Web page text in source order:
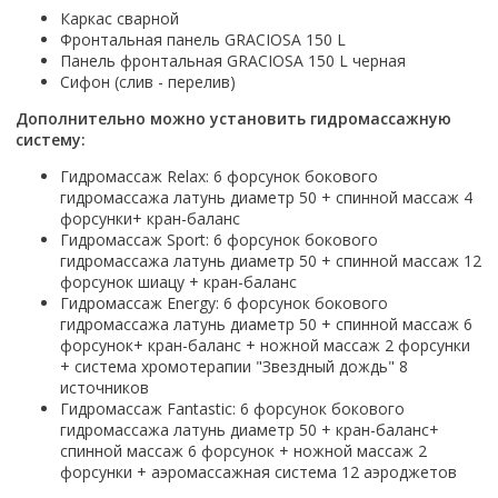
Комплектующие для ванн
Каркас
Ножки
Гидромассажные системы
Wirpool
Китай
Недорогие
Дорогие
Уцененные
Смотреть все
Топ брендов
Domani-spa
River
Welt-wasser
Esbano
Смотреть все
Форма
Угловая
Прямоугольные
Квадратная
Полукруглая
Форма
Прямоугольные
Закругленная
Комплектующие для унитазов
Канализационный выпуск
Патрубки
Сиденья
Смотреть все
С отверстием под смеситель
С пьедесталом
С полупьедесталом
Исполнение
Для дачи
Для ванной
Умывальник-столешница
Уличный
Смотреть все
Пьедесталы
Пьедесталы
Полупьедесталы
Италия
Россия
Смотреть все
Размер
40 см
50 см
60 см
65 см
Смотреть все
Страна производитель
Германия
Польша
Сербия
Чехия
Смотреть все
Страна производитель
Германия
Италия
Смотреть все
Чистящие средства
Grass
Karcher
O2 минерал
Vega
Страна производитель
Великобритания
Германия
Италия
Китай
Смотреть все
Пылесосы
Электровеники, электрошвабры
Стеклоочистители
Пароочистители
Подметальные машины
Гладильные доски
Насосы
Аккумуляторные воздуходувки
Этажерки, стеллажи, полки
Каркас сварной
Фронтальная панель GRACIOSA 150 L
Панель фронтальная GRACIOSA 150 L черная
Сифон (слив - перелив)
Дополнительно можно установить гидромассажную
систему:
Гидромассаж Relax: 6 форсунок бокового
гидромассажа латунь диаметр 50 + спинной массаж 4
форсунки+ кран-баланс
Гидромассаж Sport: 6 форсунок бокового
гидромассажа латунь диаметр 50 + спинной массаж 12
форсунок шиацу + кран-баланс
Гидромассаж Energy: 6 форсунок бокового
гидромассажа латунь диаметр 50 + спинной массаж 6
форсунок+ кран-баланс + ножной массаж 2 форсунки
+ система хромотерапии "Звездный дождь" 8
источников
Гидромассаж Fantastic: 6 форсунок бокового
гидромассажа латунь диаметр 50 + кран-баланс+
спинной массаж 6 форсунок + ножной массаж 2
форсунки + аэромассажная система 12 аэроджетов